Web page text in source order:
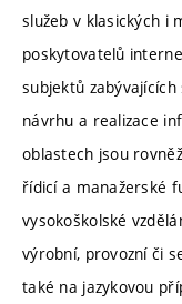
služeb v klasických i
poskytovatelů
subjektů
návrhu a realizace
oblastech jsou
řídicí a manažerské
vysokoškolské
výrobní, provozní či
také na jazykovou